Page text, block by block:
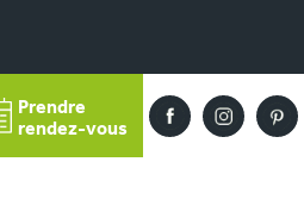
Prendre
rendez-vous